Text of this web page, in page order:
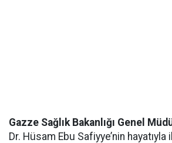
Gazze Sağlık Bakanlığı Genel
Dr. Hüsam Ebu Safiyye’nin